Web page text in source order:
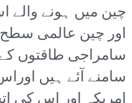
چین میں ہونے
اور چین عالمی سطح
سامراجی طاقتوں
سامنے آئے ہیں